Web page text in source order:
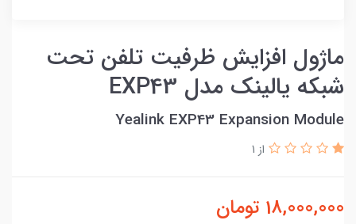
ماژول افزایش ظرفیت تلفن تحت
شبکه یالینک مدل EXP43
Yealink EXP43 Expansion Module
از 1
18,000,000 تومان